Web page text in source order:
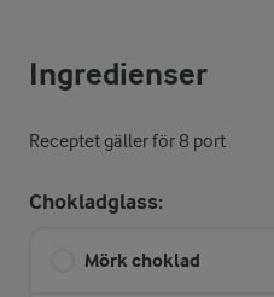
Ingredienser
Receptet gäller för 8 port
Chokladglass:
Mörk choklad